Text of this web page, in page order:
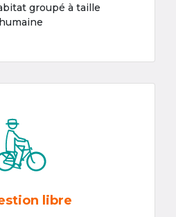
groupé à taille
humaine
libre